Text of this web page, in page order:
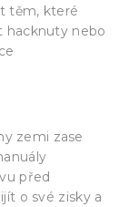
těm, které
hacknuty nebo
zemi zase
před
o své zisky a